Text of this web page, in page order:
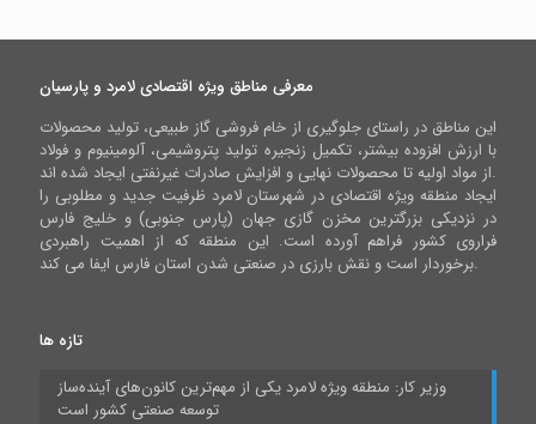
معرفی مناطق ویژه اقتصادی لامرد و پارسیان
این مناطق در راستای جلوگیری از خام فروشی گاز طبیعی، تولید محصولات
با ارزش افزوده بیشتر، تکمیل زنجیره تولید پتروشیمی، آلومینیوم و فولاد
از مواد اولیه تا محصولات نهایی و افزایش صادرات غیرنفتی ایجاد شده اند.
ایجاد منطقه ویژه اقتصادی در شهرستان لامرد ظرفیت جدید و مطلوبی را
در نزدیکی بزرگترین مخزن گازی جهان (پارس جنوبی) و خلیج فارس
فراروی کشور فراهم آورده است. این منطقه که از اهمیت راهبردی
برخوردار است و نقش بارزی در صنعتی شدن استان فارس ایفا می کند.
تازه ها
وزیر کار: منطقه ویژه لامرد یکی از مهم‌ترین کانون‌های آینده‌ساز
توسعه صنعتی کشور است